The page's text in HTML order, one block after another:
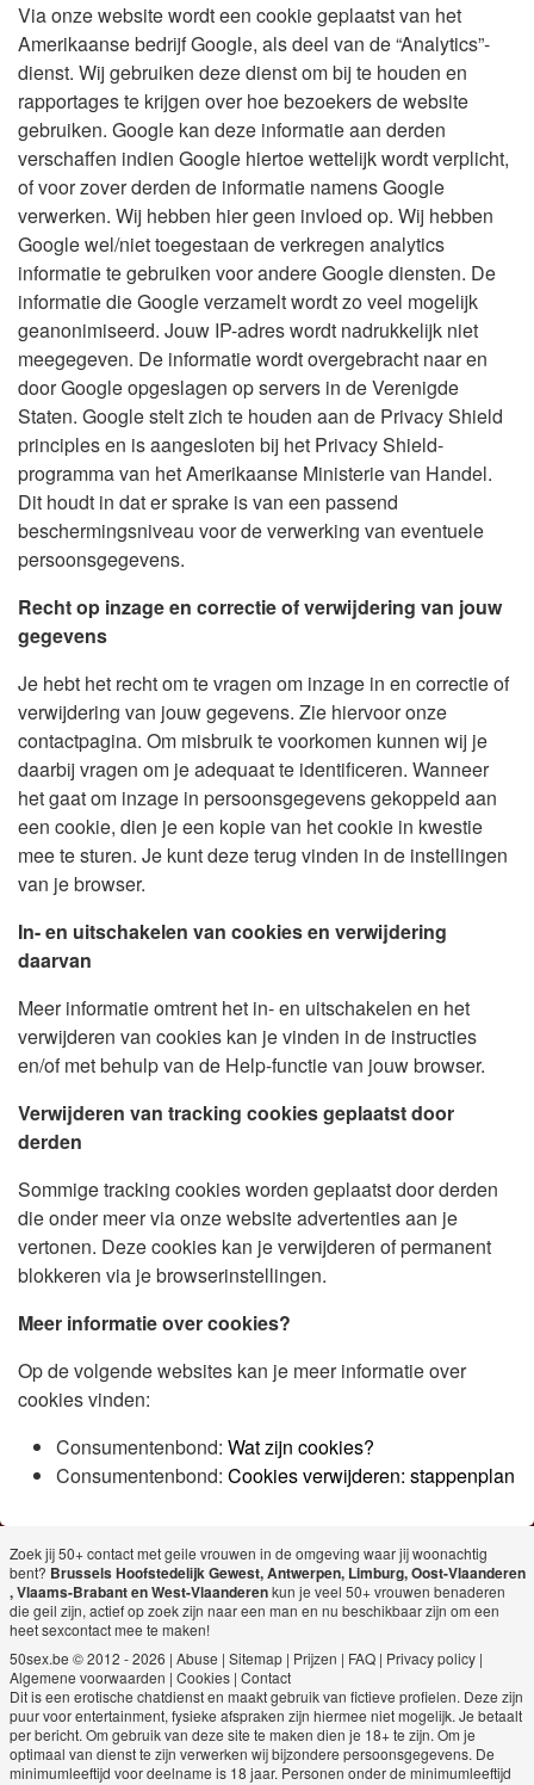
Via onze website wordt een cookie geplaatst van het
Amerikaanse bedrijf Google, als deel van de “Analytics”-
dienst. Wij gebruiken deze dienst om bij te houden en
rapportages te krijgen over hoe bezoekers de website
gebruiken. Google kan deze informatie aan derden
verschaffen indien Google hiertoe wettelijk wordt verplicht,
of voor zover derden de informatie namens Google
verwerken. Wij hebben hier geen invloed op. Wij hebben
Google wel/niet toegestaan de verkregen analytics
informatie te gebruiken voor andere Google diensten. De
informatie die Google verzamelt wordt zo veel mogelijk
geanonimiseerd. Jouw IP-adres wordt nadrukkelijk niet
meegegeven. De informatie wordt overgebracht naar en
door Google opgeslagen op servers in de Verenigde
Staten. Google stelt zich te houden aan de Privacy Shield
principles en is aangesloten bij het Privacy Shield-
programma van het Amerikaanse Ministerie van Handel.
Dit houdt in dat er sprake is van een passend
beschermingsniveau voor de verwerking van eventuele
persoonsgegevens.
Recht op inzage en correctie of verwijdering van jouw
gegevens
Je hebt het recht om te vragen om inzage in en correctie of
verwijdering van jouw gegevens. Zie hiervoor onze
contactpagina. Om misbruik te voorkomen kunnen wij je
daarbij vragen om je adequaat te identificeren. Wanneer
het gaat om inzage in persoonsgegevens gekoppeld aan
een cookie, dien je een kopie van het cookie in kwestie
mee te sturen. Je kunt deze terug vinden in de instellingen
van je browser.
In- en uitschakelen van cookies en verwijdering
daarvan
Meer informatie omtrent het in- en uitschakelen en het
verwijderen van cookies kan je vinden in de instructies
en/of met behulp van de Help-functie van jouw browser.
Verwijderen van tracking cookies geplaatst door
derden
Sommige tracking cookies worden geplaatst door derden
die onder meer via onze website advertenties aan je
vertonen. Deze cookies kan je verwijderen of permanent
blokkeren via je browserinstellingen.
Meer informatie over cookies?
Op de volgende websites kan je meer informatie over
cookies vinden:
Consumentenbond: Wat zijn cookies?
Consumentenbond: Cookies verwijderen: stappenplan
Zoek jij 50+ contact met geile vrouwen in de omgeving waar jij woonachtig
bent? Brussels Hoofstedelijk Gewest,Antwerpen, Limburg,Oost-Vlaanderen
,Vlaams-BrabantenWest-Vlaanderenkun je veel 50+ vrouwen benaderen
die geil zijn, actief op zoek zijn naar een man en nu beschikbaar zijn om een
heet sexcontact mee te maken!
50sex.be © 2012 - 2026 | Abuse | Sitemap| Prijzen | FAQ| Privacy policy|
Algemene voorwaarden | Cookies| Contact
Dit is een erotische chatdienst en maakt gebruik van fictieve profielen. Deze zijn
puur voor entertainment, fysieke afspraken zijn hiermee niet mogelijk. Je betaalt
per bericht. Om gebruik van deze site te maken dien je 18+ te zijn. Om je
optimaal van dienst te zijn verwerken wij bijzondere persoonsgegevens. De
minimumleeftijd voor deelname is 18 jaar. Personen onder de minimumleeftijd